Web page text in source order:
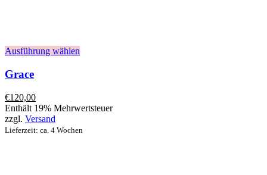
Ausführung wählen
Grace
€120,00
Enthält 19% Mehrwertsteuer
zzgl. Versand
Lieferzeit: ca. 4 Wochen